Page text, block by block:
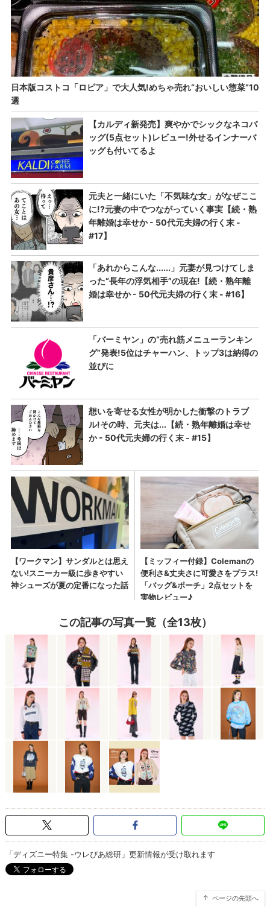
この記事の写真一覧（全13枚）
「ディズニー特集 -ウレぴあ総研」更新情報が受け取れます
ページの先頭へ